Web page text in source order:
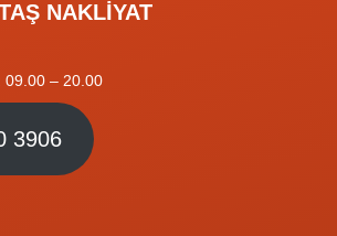
NAKLİYAT
09.00 – 20.00
3906